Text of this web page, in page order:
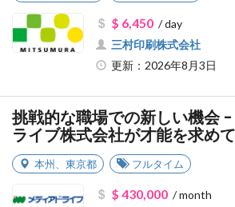
$ 6,450/ day
三村印刷株式会社
更新：2026年8月3日
挑戦的な職場での新しい機会
ライブ株式会社が才能を求め
本州 東京都 フルタイム
$ 430,000/ month